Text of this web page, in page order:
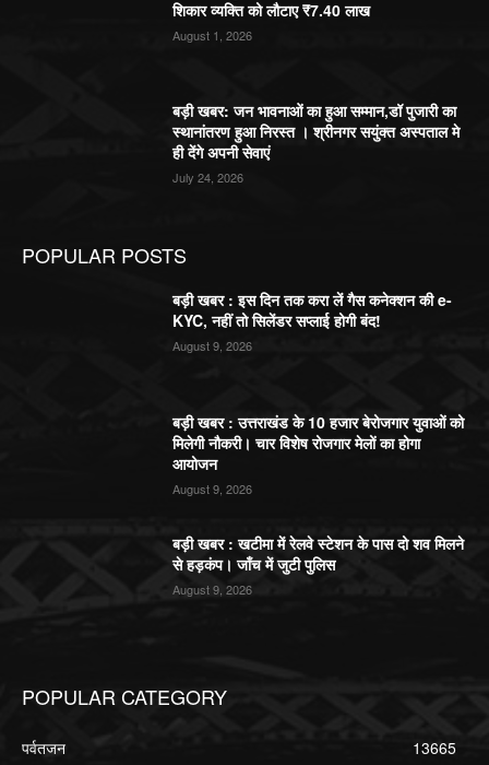
शिकार व्यक्ति को लौटाए ₹7.40 लाख
August 1, 2026
बड़ी खबर: जन भावनाओं का हुआ सम्मान,डॉ पुजारी का
स्थानांतरण हुआ निरस्त । श्रीनगर सयुंक्त अस्पताल मे
ही देंगे अपनी सेवाएं
July 24, 2026
POPULAR POSTS
बड़ी खबर : इस दिन तक करा लें गैस कनेक्शन की e-
KYC, नहीं तो सिलेंडर सप्लाई होगी बंद!
August 9, 2026
बड़ी खबर : उत्तराखंड के 10 हजार बेरोजगार युवाओं को
मिलेगी नौकरी। चार विशेष रोजगार मेलों का होगा
आयोजन
August 9, 2026
बड़ी खबर : खटीमा में रेलवे स्टेशन के पास दो शव मिलने
से हड़कंप। जाँच में जुटी पुलिस
August 9, 2026
POPULAR CATEGORY
पर्वतजन
13665